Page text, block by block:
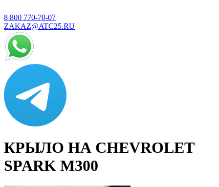
8 800 770-70-07
ZAKAZ@ATC25.RU
КРЫЛО НА CHEVROLET
SPARK M300